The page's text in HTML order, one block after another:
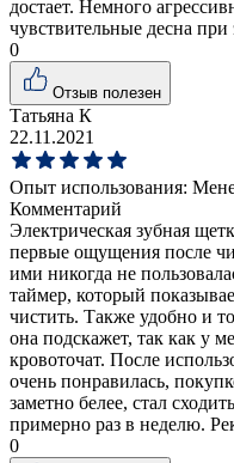
достает. Немного
чувствительные десна при
0
Отзыв полезен
Татьяна К
22.11.2021
Опыт использования:
Комментарий
Электрическая зубная
первые ощущения после
ими никогда не
таймер, который
чистить. Также удобно и
она подскажет, так как у
кровоточат. После
очень понравилась,
заметно белее, стал
примерно раз в неделю.
0